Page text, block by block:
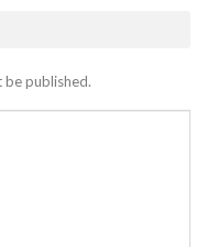
be published.